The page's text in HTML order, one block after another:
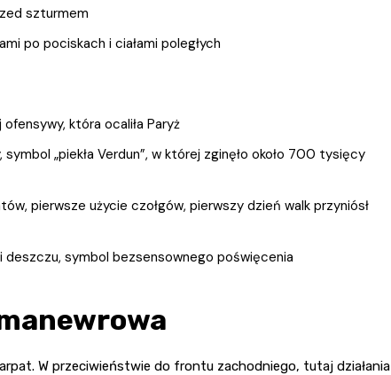
szturmem
po pociskach i ciałami poległych
która ocaliła Paryż
„piekła Verdun”, w której zginęło około 700 tysięcy
pierwsze użycie czołgów, pierwszy dzień walk przyniósł
deszczu, symbol bezsensownego poświęcenia
W przeciwieństwie do frontu zachodniego, tutaj działania